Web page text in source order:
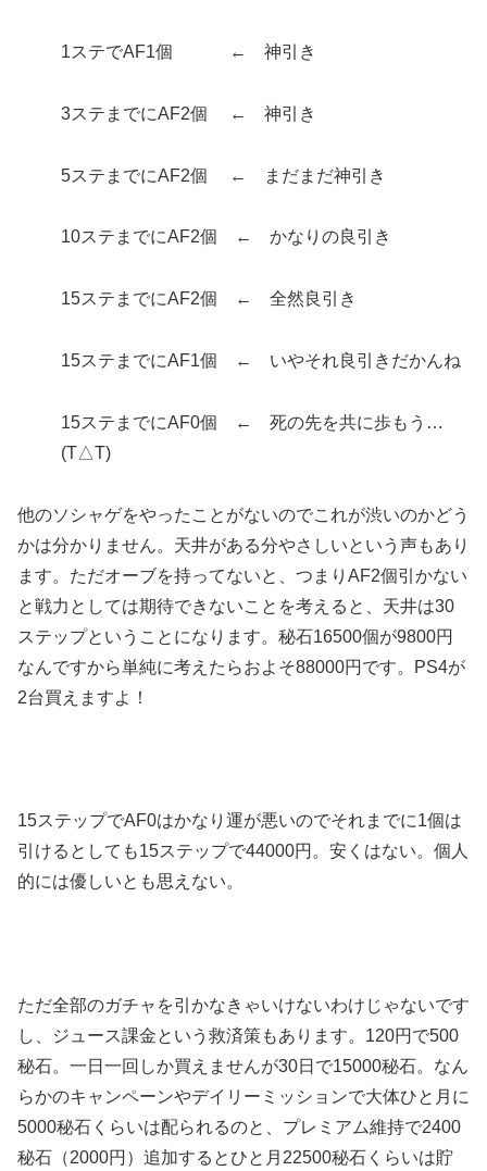
1ステでAF1個 ← 神引き
3ステまでにAF2個 ← 神引き
5ステまでにAF2個 ← まだまだ神引き
10ステまでにAF2個 ← かなりの良引き
15ステまでにAF2個 ← 全然良引き
15ステまでにAF1個 ← いやそれ良引きだかんね
15ステまでにAF0個 ← 死の先を共に歩もう…
(T△T)
他のソシャゲをやったことがないのでこれが渋いのかどう
かは分かりません。天井がある分やさしいという声もあり
ます。ただオーブを持ってないと、つまりAF2個引かない
と戦力としては期待できないことを考えると、天井は30
ステップということになります。秘石16500個が9800円
なんですから単純に考えたらおよそ88000円です。PS4が
2台買えますよ！
15ステップでAF0はかなり運が悪いのでそれまでに1個は
引けるとしても15ステップで44000円。安くはない。個人
的には優しいとも思えない。
ただ全部のガチャを引かなきゃいけないわけじゃないです
し、ジュース課金という救済策もあります。120円で500
秘石。一日一回しか買えませんが30日で15000秘石。なん
らかのキャンペーンやデイリーミッションで大体ひと月に
5000秘石くらいは配られるのと、プレミアム維持で2400
秘石（2000円）追加するとひと月22500秘石くらいは貯